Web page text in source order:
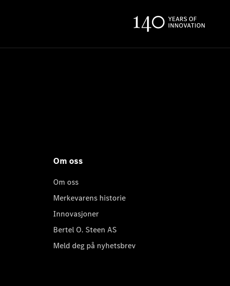
Om oss
Om oss
Merkevarens historie
Innovasjoner
Bertel O. Steen AS
Meld deg på nyhetsbrev